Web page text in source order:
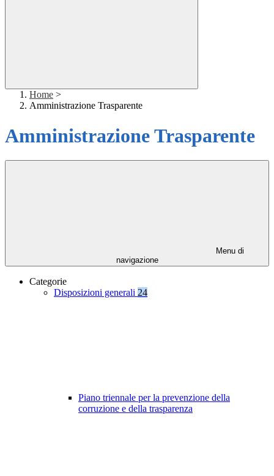
Home >
Amministrazione Trasparente
Amministrazione Trasparente
Menu di
navigazione
Categorie
Disposizioni generali 24
Piano triennale per la prevenzione della
corruzione e della trasparenza